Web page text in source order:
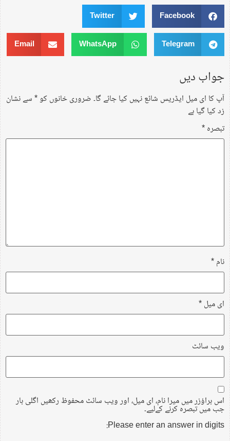
Facebook
Twitter
Telegram
WhatsApp
Email
جواب دیں
آپ کا ای میل ایڈریس شائع نہیں کیا جائے گا۔ضروری خانوں کو*سے نشان
زد کیا گیا ہے
تبصرہ*
نام*
ای میل*
ویب‌ سائٹ
اس براؤزر میں میرا نام، ای میل، اور ویب سائٹ محفوظ رکھیں اگلی بار
جب میں تبصرہ کرنے کےلیے۔
Please enter an answer in digits: